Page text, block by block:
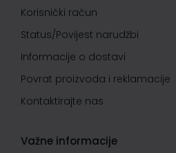
Korisnički račun
Status/Povijest narudžbi
Informacije o dostavi
Povrat proizvoda i reklamacije
Kontaktirajte nas
Važne informacije